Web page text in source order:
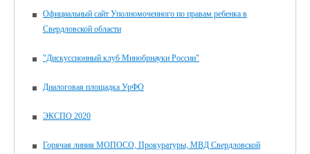
Официальный сайт Уполномоченного по правам ребенка в
Свердловской области
"Дискуссионный клуб Минобрнауки России"
Диалоговая площадка УрФО
ЭКСПО 2020
Горячая линия МОПОСО, Прокуратуры, МВД Свердловской